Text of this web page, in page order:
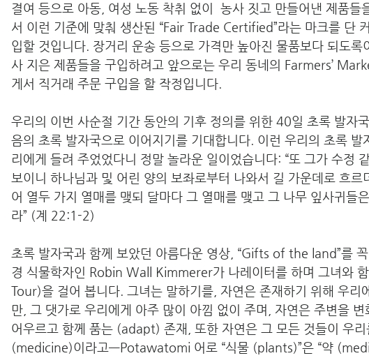
결여 등으로 아동, 여성 노동 착취 없이  농사 짓고 만들어낸 제품들
서 이런 기준에 맞춰 생산된 “Fair Trade Certified”라는 마크를 단
입할 것입니다. 장거리 운송 등으로 가격만 높아진 물품보다 되도
사 지은 제품들을 구입하려고 앞으로는 우리 동네의 Farmers’
게서 직거래 주문 구입을 할 작정입니다.
우리의 이번 사순절 기간 동안의 기후 정의를 위한 40일 초록 발자
음의 초록 발자국으로 이어지기를 기대합니다. 이런 우리의 초록 발
리에게 들려 주었었다니 정말 놀라운 일이었습니다: “또 그가 수정
보이니 하나님과 및 어린 양의 보좌로부터 나와서 길 가운데로 흐르
어 열두 가지 열매를 맺되 달마다 그 열매를 맺고 그 나무 잎사귀들
라” (계 22:1-2)
초록 발자국과 함께 보았던 아름다운 영상, “Gifts of the land”를
경 식물학자인 Robin Wall Kimmerer가 나레이터를 하며 그녀와
Tour)을 걸어 봅니다. 그녀는 말하기를, 자연은 존재하기 위해 우리
만, 그 댓가로 우리에게 아주 많이 아낌 없이 주며, 자연은 주변을
어우르고 함께 품는 (adapt) 존재, 또한 자연은 그 모든 것들이 우
(medicine)이라고—Potawatomi 어로 “식물 (plants)”은 “약